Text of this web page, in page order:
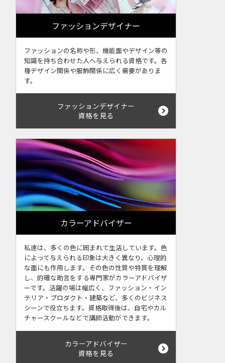
ファッションデザイナー
ファッションの名称や形、機能面やデザイン等の
知識を持ち合わせた人へ与えられる資格です。各
種デザイン関係や服飾関係に広く需要がありま
す。
ファッションデザイナー
資格を見る
カラーアドバイザー
私達は、多くの色に囲まれて生活しています。色
によって与えられる印象は大きく異なり、心理的
な面にも作用します。その色の性質や特質を理解
し、的確な助言をする専門家がカラーアドバイザ
ーです。活躍の場は幅広く、ファッション・イン
テリア・プロダクト・建築など、多くのビジネス
シーンで役立ちます。資格取得後は、自宅やカル
チャースクールなどで講師活動ができます。
カラーアドバイザー
資格を見る